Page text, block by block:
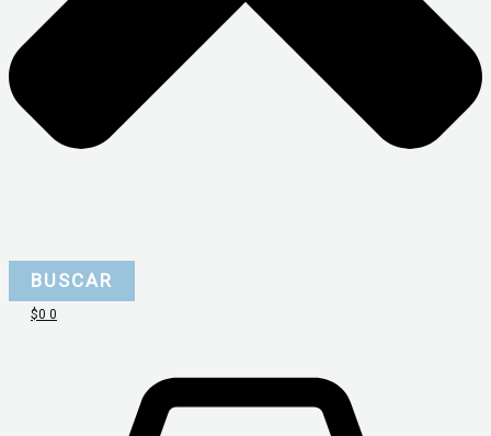
BUSCAR
$0 0